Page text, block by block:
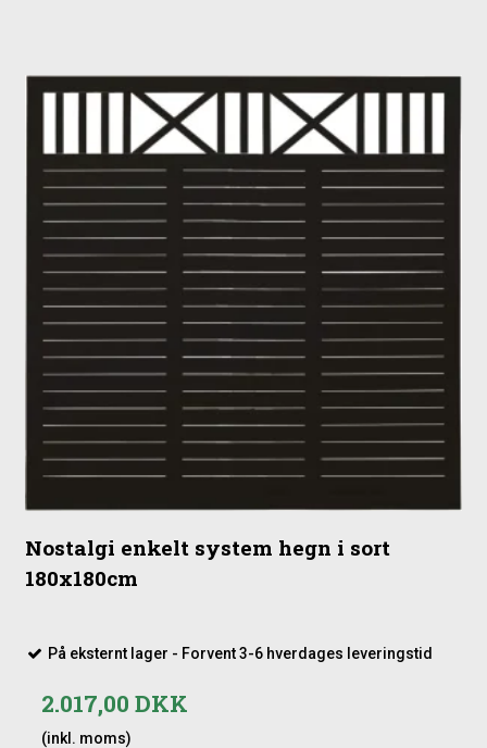
Nostalgi enkelt system hegn i sort
180x180cm
På eksternt lager - Forvent 3-6 hverdages leveringstid
2.017,00 DKK
(inkl. moms)